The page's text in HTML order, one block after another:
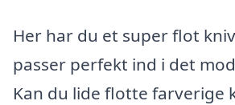
Her har du et super flot
passer perfekt ind i det
Kan du lide flotte farverige